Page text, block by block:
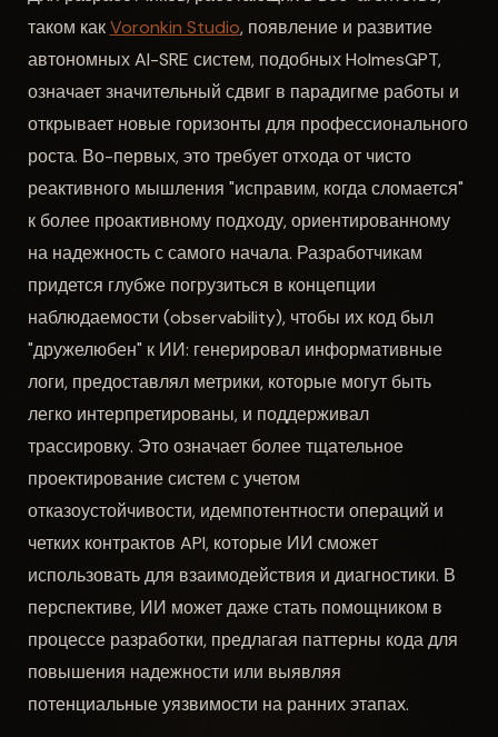
таком какVoronkin Studio, появление и развитие
автономных AI-SRE систем, подобных HolmesGPT,
означает значительный сдвиг в парадигме работы и
открывает новые горизонты для профессионального
роста. Во-первых, это требует отхода от чисто
реактивного мышления "исправим, когда сломается"
к более проактивному подходу, ориентированному
на надежность с самого начала. Разработчикам
придется глубже погрузиться в концепции
наблюдаемости (observability), чтобы их код был
"дружелюбен" к ИИ: генерировал информативные
логи, предоставлял метрики, которые могут быть
легко интерпретированы, и поддерживал
трассировку. Это означает более тщательное
проектирование систем с учетом
отказоустойчивости, идемпотентности операций и
четких контрактов API, которые ИИ сможет
использовать для взаимодействия и диагностики. В
перспективе, ИИ может даже стать помощником в
процессе разработки, предлагая паттерны кода для
повышения надежности или выявляя
потенциальные уязвимости на ранних этапах.